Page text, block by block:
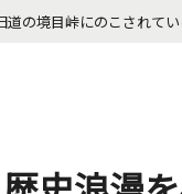
道の境目峠にのこされて